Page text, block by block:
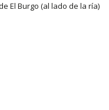
El Burgo (al lado de la ría)